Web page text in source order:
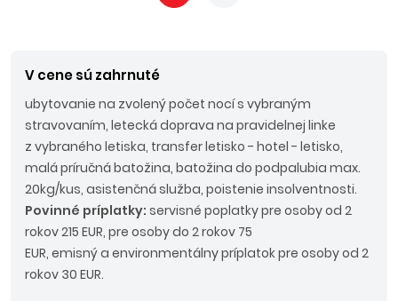
V cene sú zahrnuté
ubytovanie na zvolený počet nocí s vybraným
stravovaním, letecká doprava na pravidelnej linke
z vybraného letiska, transfer letisko - hotel - letisko,
malá príručná batožina, batožina do podpalubia max.
20kg/kus, asistenčná služba, poistenie insolventnosti.
Povinné príplatky: servisné poplatky pre osoby od 2
rokov 215 EUR, pre osoby do 2 rokov 75
EUR, emisný a environmentálny príplatok pre osoby od 2
rokov 30 EUR.